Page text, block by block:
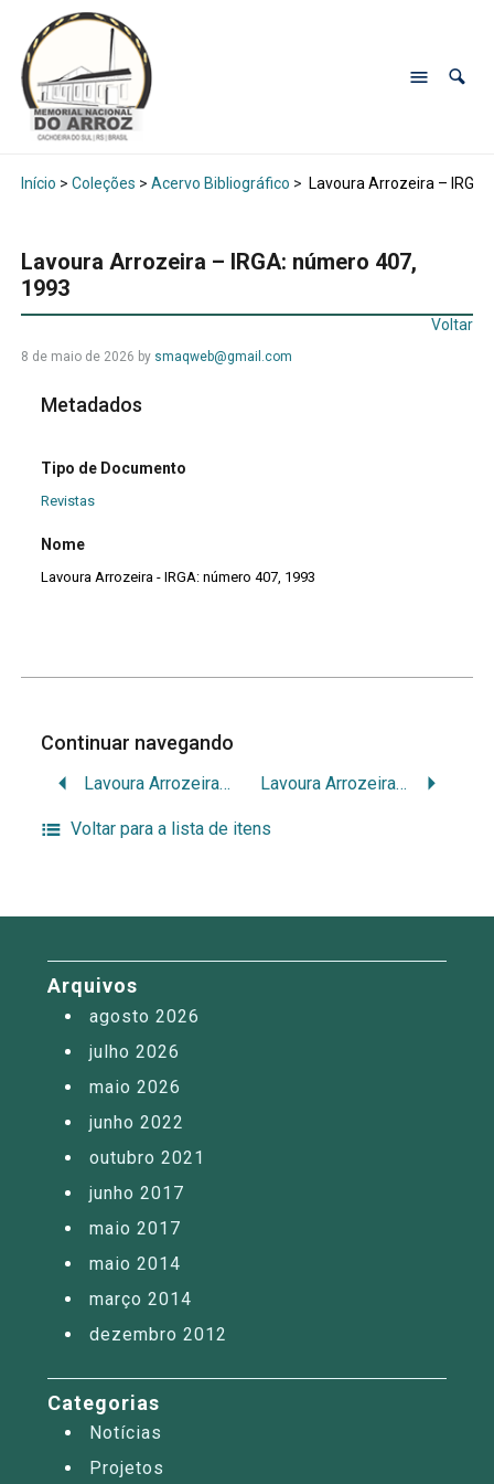
Início > Coleções > Acervo Bibliográfico > Lavoura Arrozeira –
Lavoura Arrozeira – IRGA: número 407,
1993
Voltar
8 de maio de 2026 by smaqweb@gmail.com
Metadados
Tipo de Documento
Revistas
Nome
Lavoura Arrozeira - IRGA: número 407, 1993
Continuar navegando
Lavoura Arrozeira – IRGA: número 405, 1992 Lavoura Arrozeira – IRGA: número 408, 1993
Voltar para a lista de itens
Arquivos
agosto 2026
julho 2026
maio 2026
junho 2022
outubro 2021
junho 2017
maio 2017
maio 2014
março 2014
dezembro 2012
Categorias
Notícias
Projetos